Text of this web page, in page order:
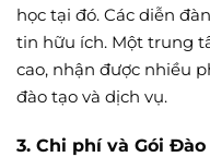
học tại đó. Các diễn
tin hữu ích. Một trung
cao, nhận được nhiều
đào tạo và dịch vụ.
3. Chi phí và Gói